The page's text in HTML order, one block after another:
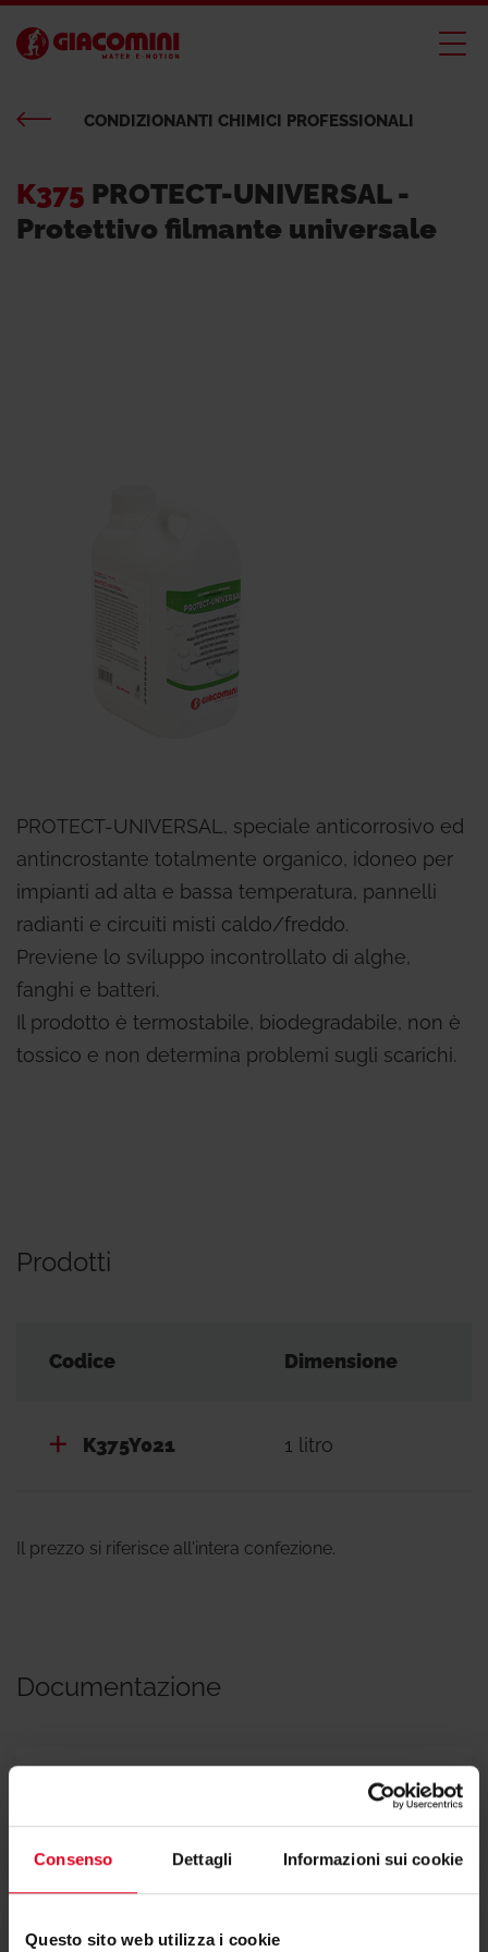
Consenso Dettagli Informazioni sui cookie
Questo sito web utilizza i cookie
CONDIZIONANTI CHIMICI PROFESSIONALI
K375 PROTECT-UNIVERSAL -
Protettivo filmante universale
PROTECT-UNIVERSAL, speciale anticorrosivo ed
antincrostante totalmente organico, idoneo per
impianti ad alta e bassa temperatura, pannelli
radianti e circuiti misti caldo/freddo.
Previene lo sviluppo incontrollato di alghe,
fanghi e batteri.
Il prodotto è termostabile, biodegradabile, non è
tossico e non determina problemi sugli scarichi.
Prodotti
Codice Dimensione
K375Y021 1 litro
Il prezzo si riferisce all'intera confezione.
Documentazione